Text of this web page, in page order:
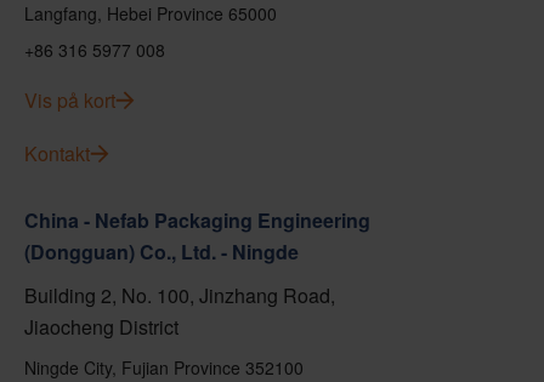
Langfang, Hebei Province 65000
+86 316 5977 008
Vis på kort
Kontakt
China - Nefab Packaging Engineering
(Dongguan) Co., Ltd. - Ningde
Building 2, No. 100, Jinzhang Road,
Jiaocheng District
Ningde City, Fujian Province 352100